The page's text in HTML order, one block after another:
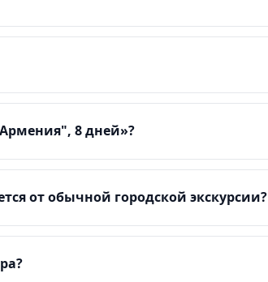
8 дней»?
от обычной городской экскурсии?